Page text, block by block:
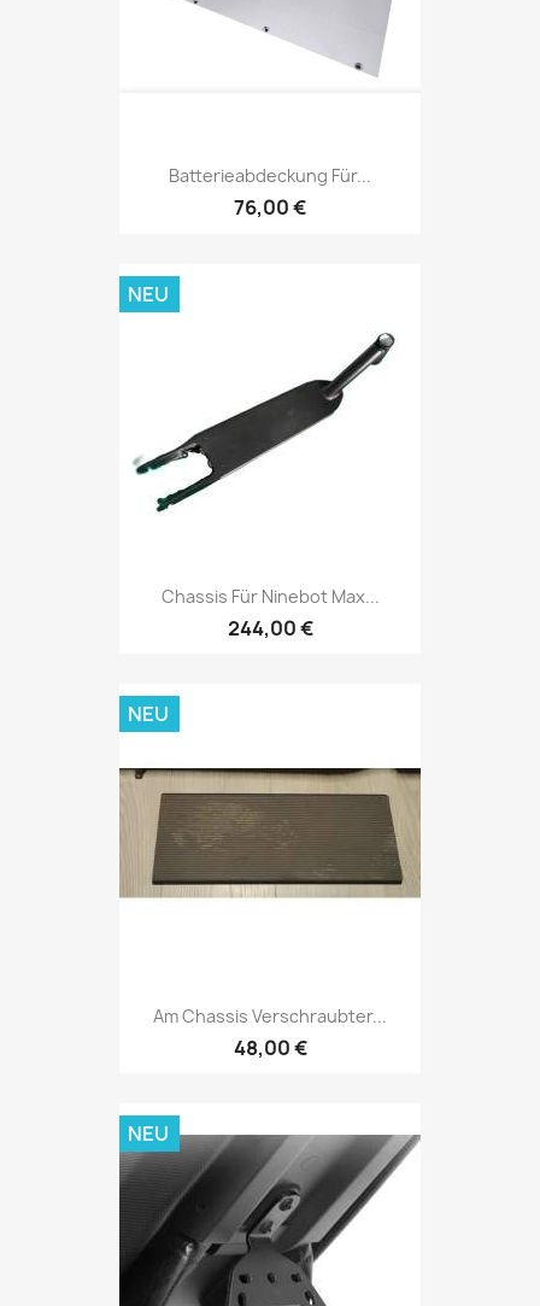
Batterieabdeckung Für...
76,00 €
Chassis Für Ninebot Max...
244,00 €
NEU
Am Chassis Verschraubter...
48,00 €
NEU
NEU